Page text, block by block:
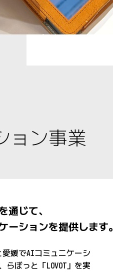
ョン事業
通じて、
ーションを提供します。
媛でAIコミュニケーシ
らぼっと「LOVOT」を実